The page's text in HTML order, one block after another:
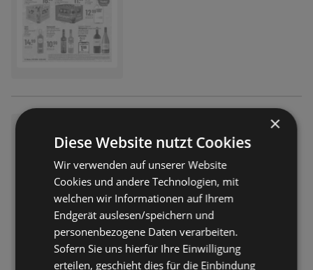
trinkgut: Wochenangebote
Prospekt nicht mehr gültig
Abgelaufen am: 01.08.2026
×
Diese Website nutzt Cookies
Wir verwenden auf unserer Website
Cookies und andere Technologien, mit
welchen wir Informationen auf Ihrem
Endgerät auslesen/speichern und
personenbezogene Daten verarbeiten.
Sofern Sie uns hierfür Ihre Einwilligung
erteilen, geschieht dies für die Einbindung